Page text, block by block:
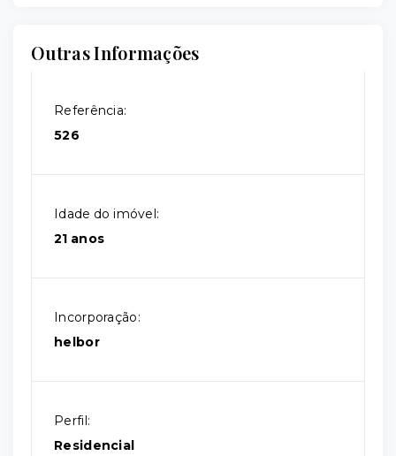
Outras Informações
Referência:
526
Idade do imóvel:
21 anos
Incorporação:
helbor
Perfil:
Residencial